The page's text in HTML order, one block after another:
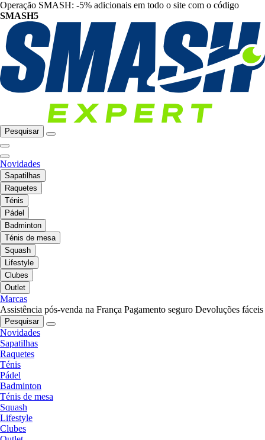
Operação SMASH: -5% adicionais em todo o site com o código
SMASH5
Pesquisar
Novidades
Sapatilhas
Raquetes
Ténis
Pádel
Badminton
Ténis de mesa
Squash
Lifestyle
Clubes
Outlet
Marcas
Assistência pós-venda na França Pagamento seguro Devoluções fáceis
Pesquisar
Novidades
Sapatilhas
Raquetes
Ténis
Pádel
Badminton
Ténis de mesa
Squash
Lifestyle
Clubes